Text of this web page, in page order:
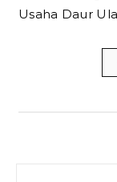
Usaha Daur